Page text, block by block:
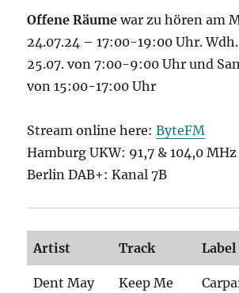
Offene Räumewar zu hören am
24.07.24 – 17:00-19:00 Uhr.
25.07. von 7:00-9:00 Uhr und
von 15:00-17:00 Uhr
Stream online here:ByteFM
Hamburg UKW: 91,7 & 104,0 MHz
Berlin DAB+: Kanal 7B
Artist Track Label
Dent May
Keep Me